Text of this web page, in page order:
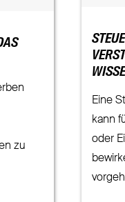
zu
Eine
kann
oder